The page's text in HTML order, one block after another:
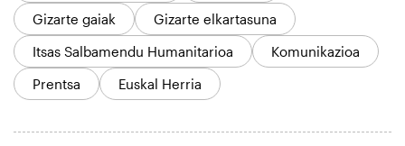
Gizarte gaiak
Gizarte elkartasuna
Itsas Salbamendu Humanitarioa
Komunikazioa
Prentsa
Euskal Herria